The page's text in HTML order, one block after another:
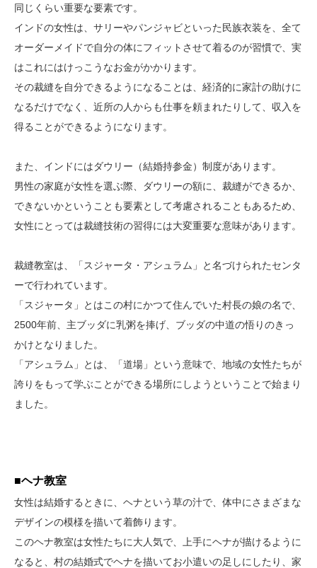
同じくらい重要な要素です。
インドの女性は、サリーやパンジャビといった民族衣装を、全て
オーダーメイドで自分の体にフィットさせて着るのが習慣で、実
はこれにはけっこうなお金がかかります。
その裁縫を自分できるようになることは、経済的に家計の助けに
なるだけでなく、近所の人からも仕事を頼まれたりして、収入を
得ることができるようになります。
また、インドにはダウリー（結婚持参金）制度があります。
男性の家庭が女性を選ぶ際、ダウリーの額に、裁縫ができるか、
できないかということも要素として考慮されることもあるため、
女性にとっては裁縫技術の習得には大変重要な意味があります。
裁縫教室は、「スジャータ・アシュラム」と名づけられたセンタ
ーで行われています。
「スジャータ」とはこの村にかつて住んでいた村長の娘の名で、
2500年前、主ブッダに乳粥を捧げ、ブッダの中道の悟りのきっ
かけとなりました。
「アシュラム」とは、「道場」という意味で、地域の女性たちが
誇りをもって学ぶことができる場所にしようということで始まり
ました。
■ヘナ教室
女性は結婚するときに、ヘナという草の汁で、体中にさまざまな
デザインの模様を描いて着飾ります。
このヘナ教室は女性たちに大人気で、上手にヘナが描けるように
なると、村の結婚式でヘナを描いてお小遣いの足しにしたり、家